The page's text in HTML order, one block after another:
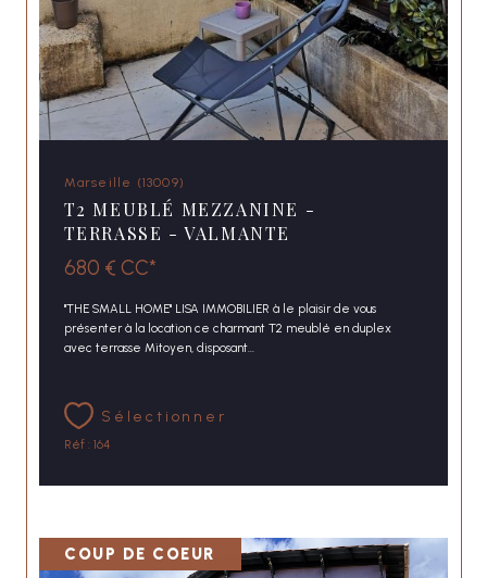
Marseille (13009)
T2 MEUBLÉ MEZZANINE -
TERRASSE - VALMANTE
680 € CC*
"THE SMALL HOME" LISA IMMOBILIER à le plaisir de vous
présenter à la location ce charmant T2 meublé en duplex
avec terrasse Mitoyen, disposant...
Sélectionner
Réf : 164
COUP DE COEUR